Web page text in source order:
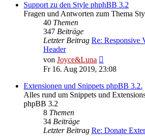
Support zu den Style phphBB 3.2
Fragen und Antworten zum Thema
40 Themen
347 Beiträge
Letzter Beitrag Re: Responsive
Header
von Joyce&Luna
Beitrag
Fr 16. Aug 2019, 23:08
Extensionen und Snippets phpBB 3.2.
Alles rund um Snippets und
phpBB 3.2
8 Themen
34 Beiträge
Letzter Beitrag Re: Donate